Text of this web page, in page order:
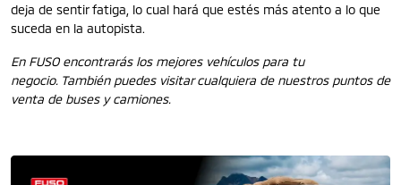
deja de sentir fatiga, lo cual hará que estés más atento a lo que
suceda en la autopista.
En FUSO encontrarás los mejores vehículos para tu
negocio. También puedes visitar cualquiera de nuestros puntos de
venta de buses y camiones.